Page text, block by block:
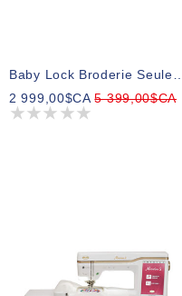
2 999,00$CA5 399,00$CA